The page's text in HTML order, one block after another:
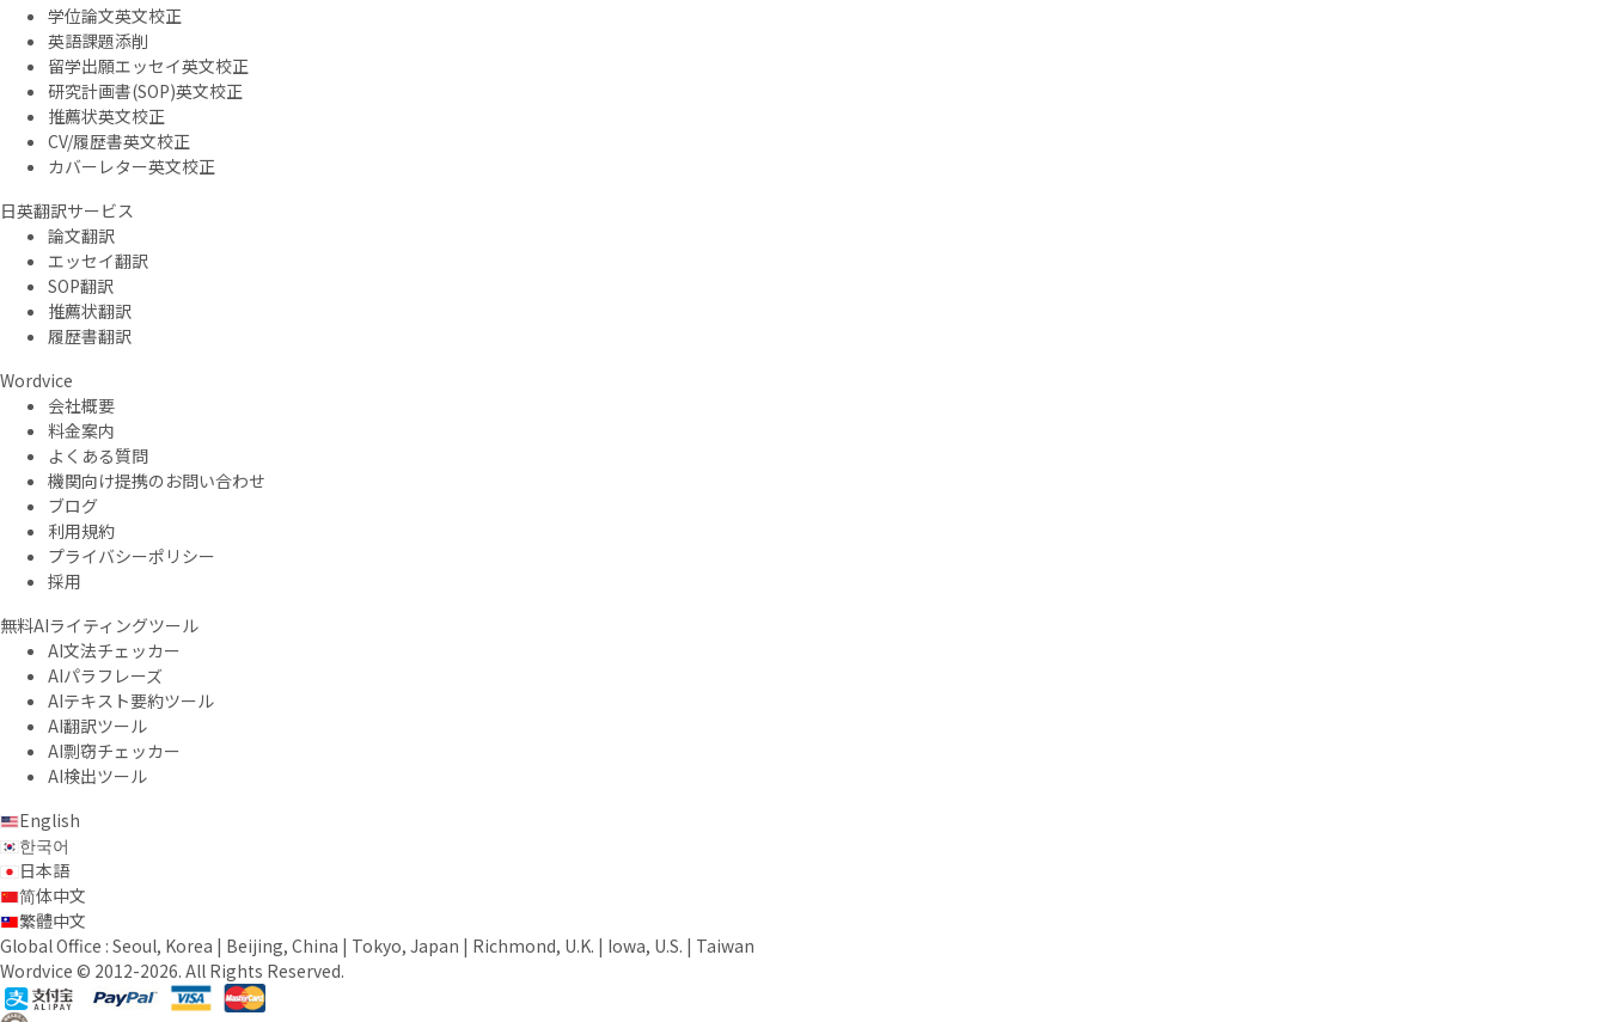
学位論文英文校正
英語課題添削
留学出願エッセイ英文校正
研究計画書(SOP)英文校正
推薦状英文校正
CV/履歴書英文校正
カバーレター英文校正
日英翻訳サービス
論文翻訳
エッセイ翻訳
SOP翻訳
推薦状翻訳
履歴書翻訳
Wordvice
会社概要
料金案内
よくある質問
機関向け提携のお問い合わせ
ブログ
利用規約
プライバシーポリシー
採用
無料AIライティングツール
AI文法チェッカー
AIパラフレーズ
AIテキスト要約ツール
AI翻訳ツール
AI剽窃チェッカー
AI検出ツール
English
한국어
日本語
简体中文
繁體中文
Global Office : Seoul, Korea | Beijing, China | Tokyo, Japan | Richmond, U.K. | Iowa, U.S. | Taiwan
Wordvice © 2012-2026. All Rights Reserved.